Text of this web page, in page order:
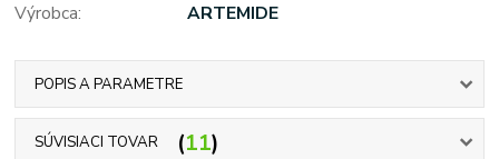
Výrobca:
ARTEMIDE
POPIS A PARAMETRE
SÚVISIACI TOVAR 11